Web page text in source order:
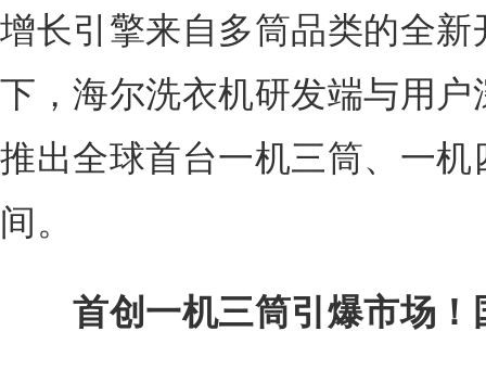
增长引擎来自多筒品类的全新
下，海尔洗衣机研发端与用户
推出全球首台一机三筒、一
间。
首创一机三筒引爆市场